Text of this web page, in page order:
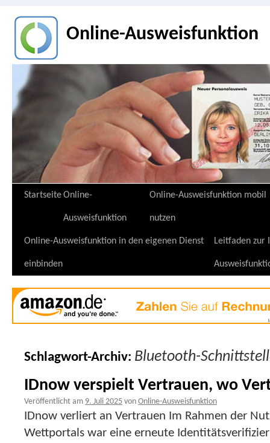
Online-Ausweisfunktion
Zum
springen
StartseiteOnline-
Ausweisfunktion
Online-Ausweisfunktion mobil
nutzen
Online-Ausweisfunktion in den eigenen Dienst
einbinden
Leitfaden zur
Schlagwort-Archiv: Bluetooth-
IDnow verspielt Vertrauen, wo
Veröffentlicht am 9. Juli 2025 von Online-Ausweisfunktion
IDnow verliert an Vertrauen Im Rahmen der
Wettportals war eine erneute